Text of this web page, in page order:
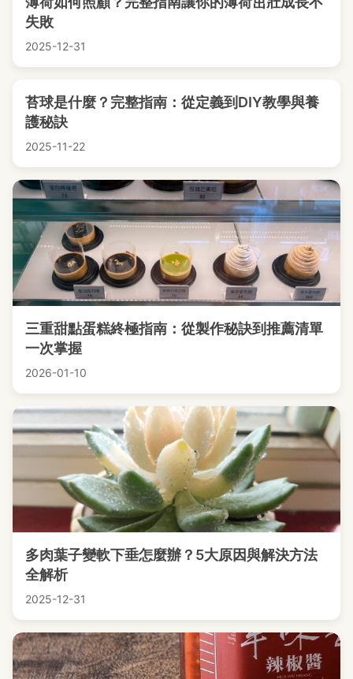
失敗
2025-12-31
苔球是什麼？完整指南：從定義到DIY教學與養
護秘訣
2025-11-22
三重甜點蛋糕終極指南：從製作秘訣到推薦清單
一次掌握
2026-01-10
多肉葉子變軟下垂怎麼辦？5大原因與解決方法
全解析
2025-12-31